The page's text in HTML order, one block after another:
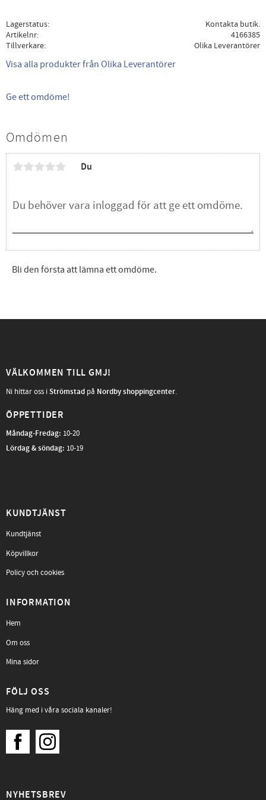
Lagerstatus
Kontakta butik.
Artikelnr
4166385
Tillverkare
Olika Leverantörer
Visa alla produkter från Olika Leverantörer
Ge ett omdöme!
Omdömen
Du
Bli den första att lämna ett omdöme.
VÄLKOMMEN TILL GMJ!
Ni hittar oss iStrömstad på Nordby shoppingcenter.
ÖPPETTIDER
Måndag-Fredag: 10-20
Lördag & söndag: 10-19
KUNDTJÄNST
Kundtjänst
Köpvillkor
Policy och cookies
INFORMATION
Hem
Om oss
Mina sidor
FÖLJ OSS
Häng med i våra sociala kanaler!
NYHETSBREV